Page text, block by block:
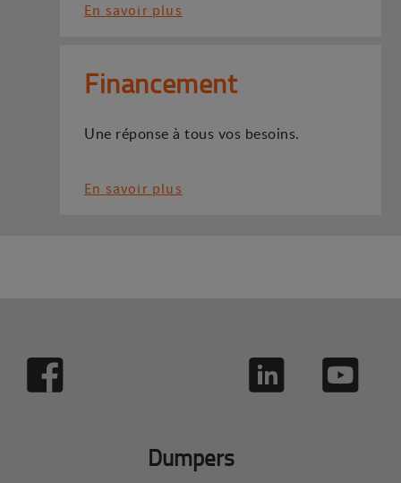
En savoir plus
Financement
Une réponse à tous vos besoins.
En savoir plus
Dumpers